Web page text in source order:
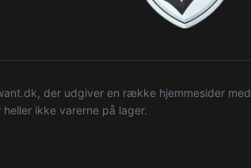
der udgiver en række hjemmesider
ikke varerne på lager.